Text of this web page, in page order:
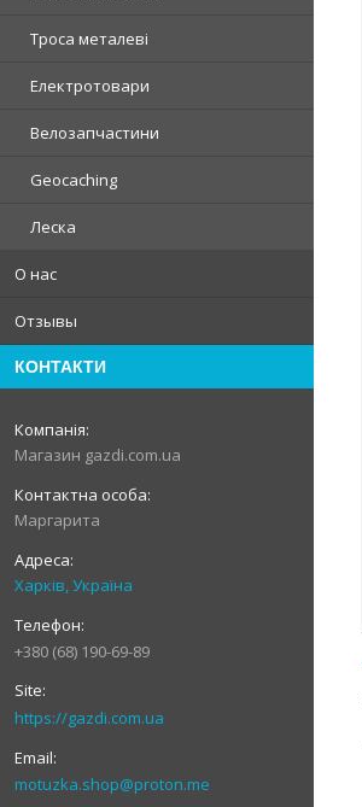
Троса металеві
Електротовари
Велозапчастини
Geocaching
Леска
О нас
Отзывы
КОНТАКТИ
Магазин gazdi.com.ua
Маргарита
Харків, Україна
+380 (68) 190-69-89
https://gazdi.com.ua
motuzka.shop@proton.me